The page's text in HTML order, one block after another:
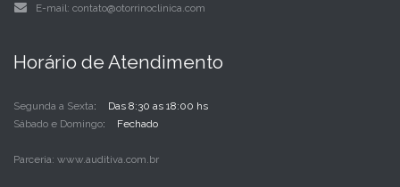
E-mail: contato@otorrinoclinica.com
Horário de Atendimento
Segunda a Sexta
Das 8:30 as 18:00 hs
Sábado e Domingo
Fechado
Parceria: www.auditiva.com.br